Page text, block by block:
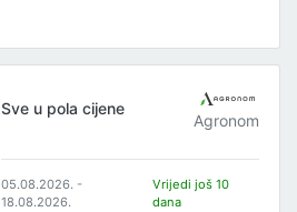
Sve u pola cijene
Agronom
05.08.2026. -
18.08.2026.
Vrijedi još 10
dana